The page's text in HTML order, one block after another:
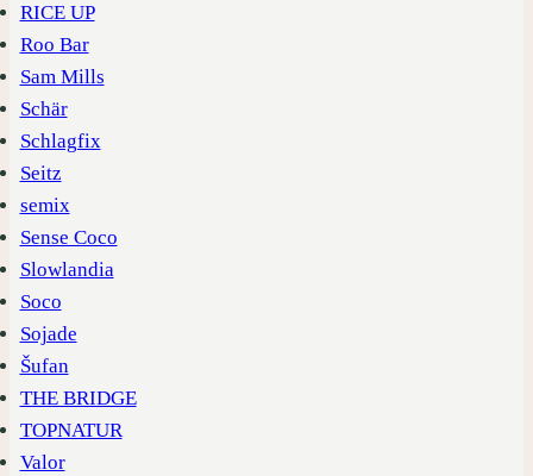
RICE UP
Roo Bar
Sam Mills
Schär
Schlagfix
Seitz
semix
Sense Coco
Slowlandia
Soco
Sojade
Šufan
THE BRIDGE
TOPNATUR
Valor